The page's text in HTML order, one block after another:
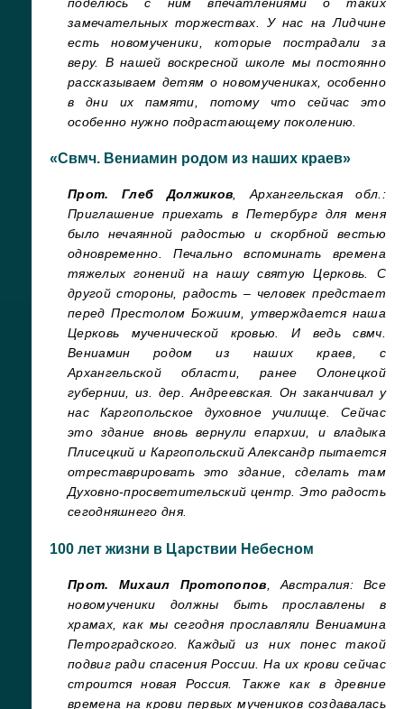
замечательных торжествах. У нас на Лидчине
есть новомученики, которые пострадали за
веру. В нашей воскресной школе мы постоянно
рассказываем детям о новомучениках, особенно
в дни их памяти, потому что сейчас это
особенно нужно подрастающему поколению.
«Свмч. Вениамин родом из наших краев»
Прот. Глеб Должиков, Архангельская обл.:
Приглашение приехать в Петербург для меня
было нечаянной радостью и скорбной вестью
одновременно. Печально вспоминать времена
тяжелых гонений на нашу святую Церковь. С
другой стороны, радость – человек предстает
перед Престолом Божиим, утверждается наша
Церковь мученической кровью. И ведь свмч.
Вениамин родом из наших краев, с
Архангельской области, ранее Олонецкой
губернии, из. дер. Андреевская. Он заканчивал у
нас Каргопольское духовное училище. Сейчас
это здание вновь вернули епархии, и владыка
Плисецкий и Каргопольский Александр пытается
отреставрировать это здание, сделать там
Духовно-просветительский центр. Это радость
сегодняшнего дня.
100 лет жизни в Царствии Небесном
Прот. Михаил Протопопов , Австралия:
Все
новомученики должны быть прославлены в
храмах, как мы сегодня прославляли Вениамина
Петроградского. Каждый из них понес такой
подвиг ради спасения России. На их крови сейчас
строится новая Россия. Также как в древние
времена на крови первых мучеников создавалась